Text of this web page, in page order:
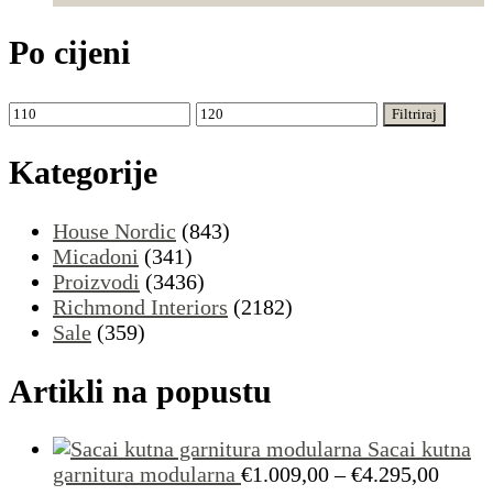
Po cijeni
Min
Maks
Filtriraj
Kategorije
House Nordic (843)
Micadoni (341)
Proizvodi (3436)
Richmond Interiors (2182)
Sale (359)
Artikli na popustu
Sacai kutna
garnitura modularna €1.009,00 – €4.295,00